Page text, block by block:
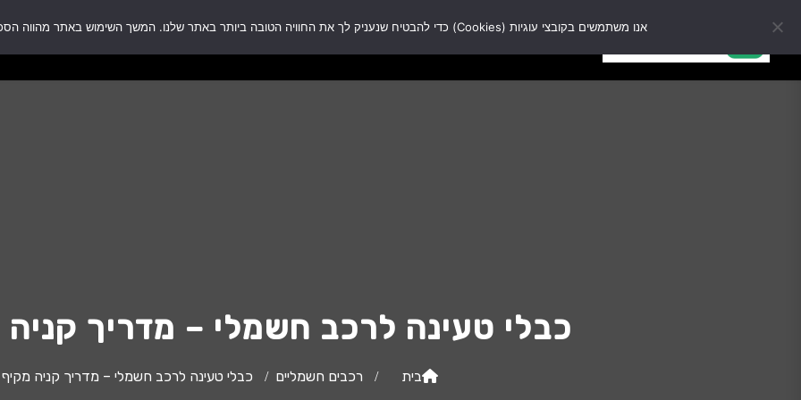
כבלי טעינה לרכב חשמלי – מדריך קניה
בית רכבים חשמליים כבלי טעינה לרכב חשמלי – מדריך קניה מקיף 2026
אנו משתמשים בקובצי עוגיות (Cookies) כדי להבטיח שנעניק לך את החוויה הטובה ביותר באתר שלנו. המשך השימוש באתר מהווה הסכמה לשימוש זה.